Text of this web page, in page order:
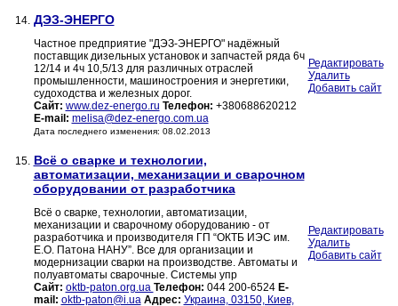
14. ДЭЗ-ЭНЕРГО
Частное предприятие "ДЭЗ-ЭНЕРГО" надёжный
поставщик дизельных установок и запчастей ряда 6ч
12/14 и 4ч 10,5/13 для различных отраслей
промышленности, машиностроения и энергетики,
судоходства и железных дорог.
Сайт: www.dez-energo.ru Телефон: +380688620212
E-mail: melisa@dez-energo.com.ua
Дата последнего изменения: 08.02.2013
Редактировать
Удалить
Добавить сайт
15. Всё о сварке и технологии,
автоматизации, механизации и сварочном
оборудовании от разработчика
Всё о сварке, технологии, автоматизации,
механизации и сварочному оборудованию - от
разработчика и производителя ГП “ОКТБ ИЭС им.
Е.О. Патона НАНУ”. Все для организации и
модернизации сварки на производстве. Автоматы и
полуавтоматы сварочные. Системы упр
Сайт: oktb-paton.org.ua Телефон: 044 200-6524 E-
mail: oktb-paton@i.ua Адрес: Украина, 03150, Киев,
Редактировать
Удалить
Добавить сайт